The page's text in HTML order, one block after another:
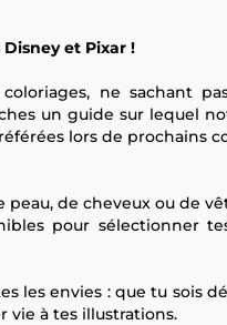
et Pixar !
ne sachant
un guide sur lequel
lors de prochains
de cheveux ou de
pour sélectionner
les envies : que tu sois
vie à tes illustrations.